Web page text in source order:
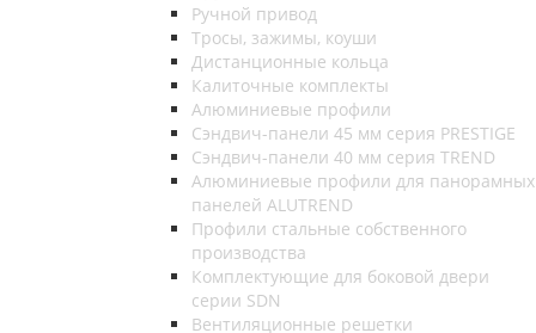
Ручной привод
Тросы, зажимы, коуши
Дистанционные кольца
Калиточные комплекты
Алюминиевые профили
Сэндвич-панели 45 мм серия PRESTIGE
Сэндвич-панели 40 мм серия TREND
Алюминиевые профили для панорамных
панелей ALUTREND
Профили стальные собственного
производства
Комплектующие для боковой двери
серии SDN
Вентиляционные решетки